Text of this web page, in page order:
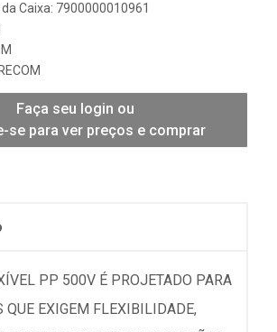
Caixa: 7900000010961
Faça seu login ou
se para ver preços e comprar
PP 500V É PROJETADO PARA
QUE EXIGEM FLEXIBILIDADE,